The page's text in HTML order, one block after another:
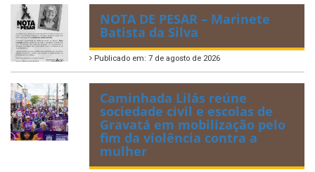
NOTA DE PESAR – Marinete
Batista da Silva
Publicado em: 7 de agosto de 2026
Caminhada Lilás reúne
sociedade civil e escolas de
Gravatá em mobilização pelo
fim da violência contra a
mulher